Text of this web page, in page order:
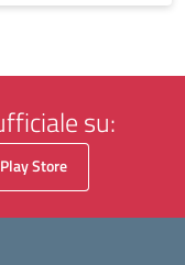
su:
Play Store